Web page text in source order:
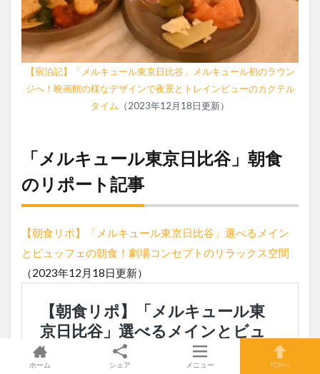
【宿泊記】「メルキュール東京日比谷」メルキュール初のラウン
ジへ！映画館の様なデザインで夜景とトレインビューのカクテル
タイム （2023年12月18日更新）
「メルキュール東京日比谷」朝食
のリポート記事
【朝食リポ】「メルキュール東京日比谷」選べるメイン
とビュッフェの朝食！劇場コンセプトのリラックス空間
（2023年12月18日更新）
ホーム シェア メニュー TOPへ